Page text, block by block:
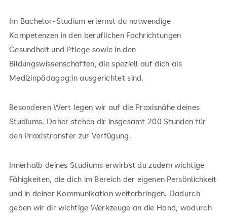
Im Bachelor-Studium erlernst du notwendige
Kompetenzen in den beruflichen Fachrichtungen
Gesundheit und Pflege sowie in den
Bildungswissenschaften, die speziell auf dich als
Medizinpädagog:in ausgerichtet sind.
Besonderen Wert legen wir auf die Praxisnähe deines
Studiums. Daher stehen dir insgesamt 200 Stunden für
den Praxistransfer zur Verfügung.
Innerhalb deines Studiums erwirbst du zudem wichtige
Fähigkeiten, die dich im Bereich der eigenen Persönlichkeit
und in deiner Kommunikation weiterbringen. Dadurch
geben wir dir wichtige Werkzeuge an die Hand, wodurch